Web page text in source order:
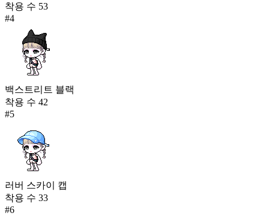
착용 수 53
#4
백스트리트 블랙
착용 수 42
#5
러버 스카이 캡
착용 수 33
#6